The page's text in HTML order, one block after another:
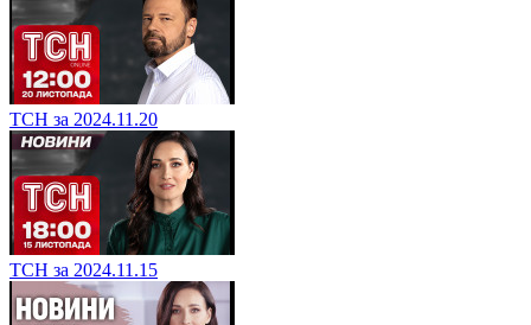
ТСН за 2024.11.20
ТСН за 2024.11.15